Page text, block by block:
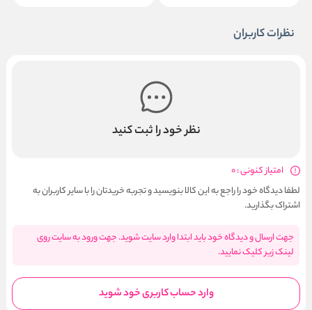
نظرات کاربران
نظر خود را ثبت کنید
امتیاز کنونی : 0
لطفا دیدگاه خود را راجع به این کالا بنویسید و تجربه خریدتان را با سایر کاربران به
اشتراک بگذارید.
جهت ارسال و دیدگاه خود باید ابتدا وارد سایت شوید. جهت ورود به سایت روی
لینک زیر کلیک نمایید.
وارد حساب کاربری خود شوید